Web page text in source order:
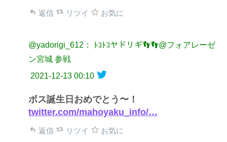
返信 リツイ お気に
@yadorigi_612： ﾄｺﾄｺヤドリギ👣👣@フォアレーゼ
ン宮城 参戦
2021-12-13 00:10
ボス誕生日おめでとう〜！
twitter.com/mahoyaku_info/…
返信 リツイ お気に